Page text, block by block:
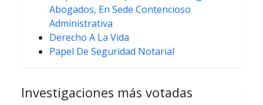
Abogados, En Sede Contencioso
Administrativa
Derecho A La Vida
Papel De Seguridad Notarial
Investigaciones más votadas